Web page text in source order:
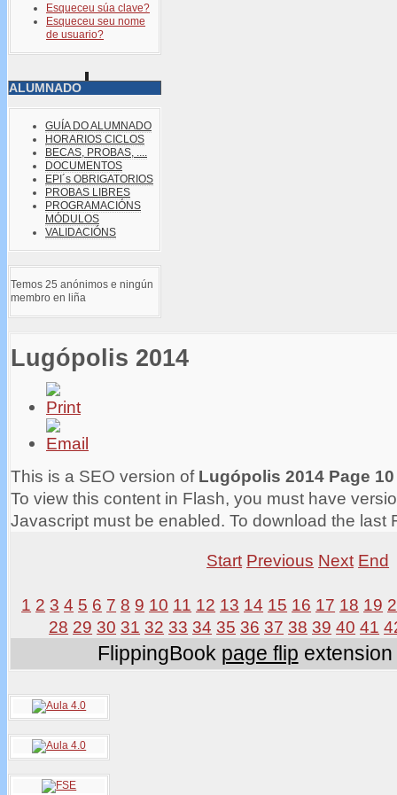
Esqueceu súa clave?
Esqueceu seu nome
de usuario?
ALUMNADO
GUÍA DO ALUMNADO
HORARIOS CICLOS
BECAS, PROBAS, ....
DOCUMENTOS
EPI´s OBRIGATORIOS
PROBAS LIBRES
PROGRAMACIÓNS
MÓDULOS
VALIDACIÓNS
Temos 25 anónimos e ningún
membro en liña
Lugópolis 2014
This is a SEO version of Lugópolis 2014 Page 10
To view this content in Flash, you must have
Javascript must be enabled. To download the last
Start Previous Next End
1 2 3 4 5 6 7 8 9 10 11 12 13 14 15 16 17 18 19
28 29 30 31 32 33 34 35 36 37 38 39 40 41
FlippingBook page flip